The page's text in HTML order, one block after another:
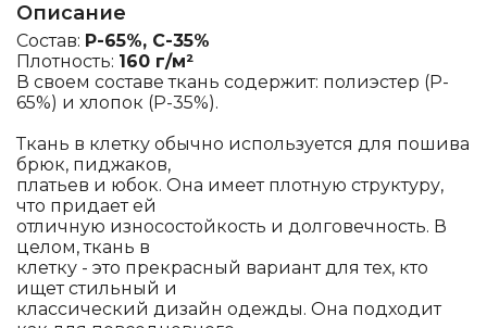
Описание
Состав: P-65%, C-35%
Плотность: 160 г/м²
В своем составе ткань содержит: полиэстер (P-
65%) и хлопок (P-35%).
Ткань в клетку обычно используется для пошива
брюк, пиджаков,
платьев и юбок. Она имеет плотную структуру,
что придает ей
отличную износостойкость и долговечность. В
целом, ткань в
клетку - это прекрасный вариант для тех, кто
ищет стильный и
классический дизайн одежды. Она подходит